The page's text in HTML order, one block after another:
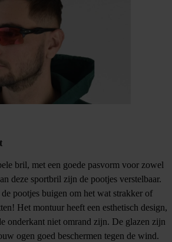
bril, met een goede pasvorm voor zowel
deze sportbril zijn de pootjes verstelbaar.
pootjes buigen om het wat strakker of
Het montuur heeft een esthetisch design,
onderkant niet omrand zijn. De glazen zijn
ogen goed beschermen tegen de wind.